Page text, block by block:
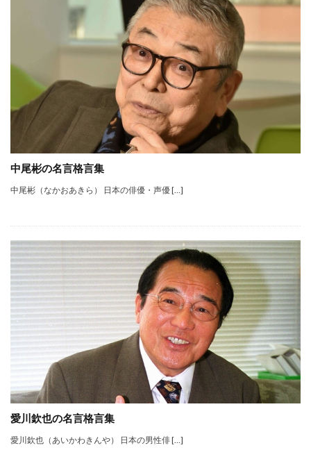
中尾彬の名言格言集
中尾彬（なかおあきら） 日本の俳優・声優 […]
愛川欽也の名言格言集
愛川欽也（あいかわきんや） 日本の男性俳 […]